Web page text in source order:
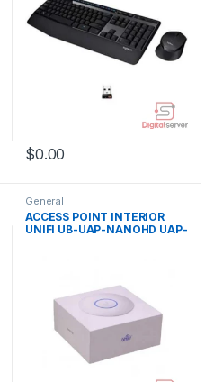
$0.00
General
ACCESS POINT INTERIOR
UNIFI UB-UAP-NANOHD UAP-